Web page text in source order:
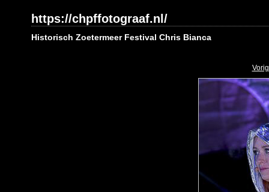
https://chpffotograaf.nl/
Historisch Zoetermeer Festival Chris Bianca